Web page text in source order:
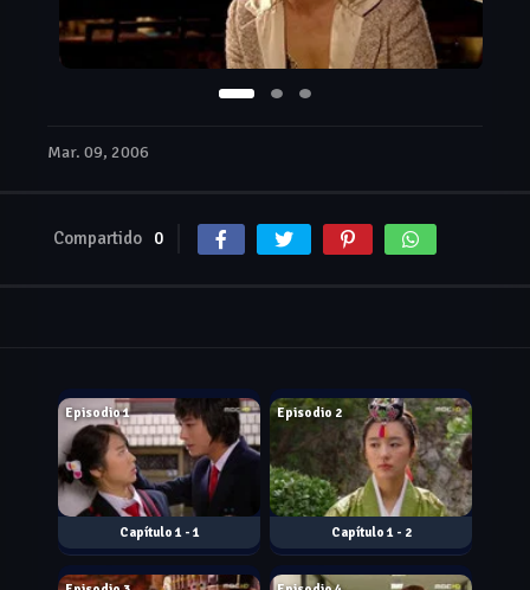
Mar. 09, 2006
Compartido 0
1 - 1
Episodio 1
1 - 2
Episodio 2
Jan. 18, 2006 Jan. 19, 2006